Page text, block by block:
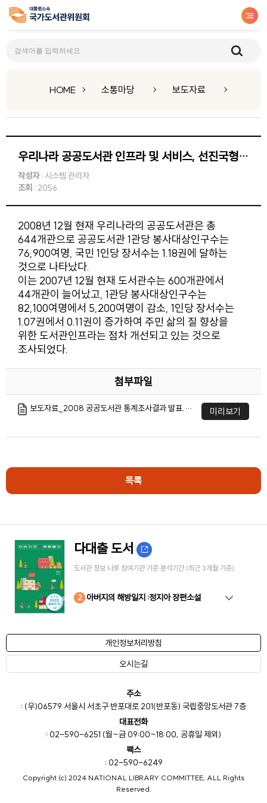
HOME 소통마당 보도자료
우리나라 공공도서관 인프라 및 서비스, 선진국형으로
작성자: 시스템 관리자
조회 : 2056
2008년 12월 현재 우리나라의 공공도서관은 총
644개관으로 공공도서관 1관당 봉사대상인구수는
76,900여명, 국민 1인당 장서수는 1.18권에 달하는
것으로 나타났다.
이는 2007년 12월 현재 도서관수는 600개관에서
44개관이 늘어났고, 1관당 봉사대상인구수는
82,100여명에서 5,200여명이 감소, 1인당 장서수는
1.07권에서 0.11권이 증가하여 주민 삶의 질 향상을
위한 도서관인프라는 점차 개선되고 있는 것으로
조사되었다.
첨부파일
보도자료_2008 공공도서관 통계조사결과 발표.hwp 미리보기
목록
다대출 도서
도서관 정보 나루 참여기관 기준 분석기간 (최근 3개월 기준)
1
2 아버지의 해방일지 :정지아 장편소설
3
4
5
6
7
8
9
10
개인정보처리방침
오시는길
주소
: (우)06579 서울시 서초구 반포대로 201(반포동) 국립중앙도서관 7층
대표전화
: 02-590-6251 (월~금 09:00~18:00, 공휴일 제외)
팩스
: 02-590-6249
Copyright (c) 2024 NATIONAL LIBRARY COMMITTEE, ALL Rights
Reserved.